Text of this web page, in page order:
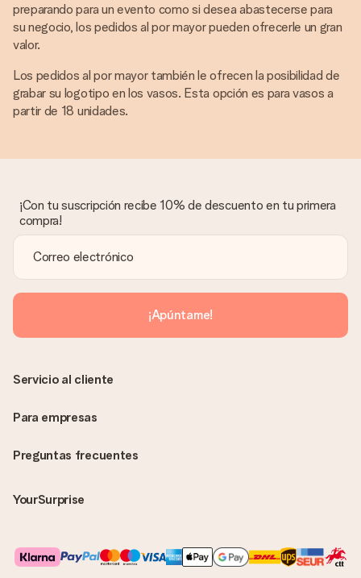
preparando para un evento como si desea abastecerse para
su negocio, los pedidos al por mayor pueden ofrecerle un gran
valor.
Los pedidos al por mayor también le ofrecen la posibilidad de
grabar su logotipo en los vasos. Esta opción es para vasos a
partir de 18 unidades.
¡Con tu suscripción recibe 10% de descuento en tu primera
compra!
¡Apúntame!
Preguntas frecuentes
YourSurprise
Servicio al cliente
Para empresas